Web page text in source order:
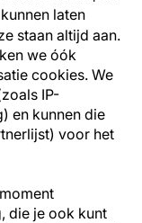
laten
staan altijd aan.
we óók
cookies. We
IP-
en kunnen die
voor het
die je ook kunt